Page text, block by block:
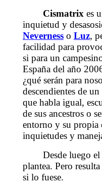
Cismatrix es
inquietud y
Neverness o Luz,
facilidad para
si para un
España del año
¿qué serán para
descendientes de
que habla igual,
de sus ancestros o
entorno y su propia
inquietudes y
Desde luego
plantea. Pero
si lo fuese.